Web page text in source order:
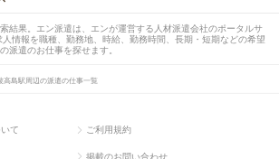
結果。エン派遣は、エンが運営する人材派遣会社のポータルサ
情報を職種、勤務地、時給、勤務時間、長期・短期などの希望
派遣のお仕事を探せます。
高島駅周辺の派遣の仕事一覧
て ご利用規約
掲載のお問い合わせ